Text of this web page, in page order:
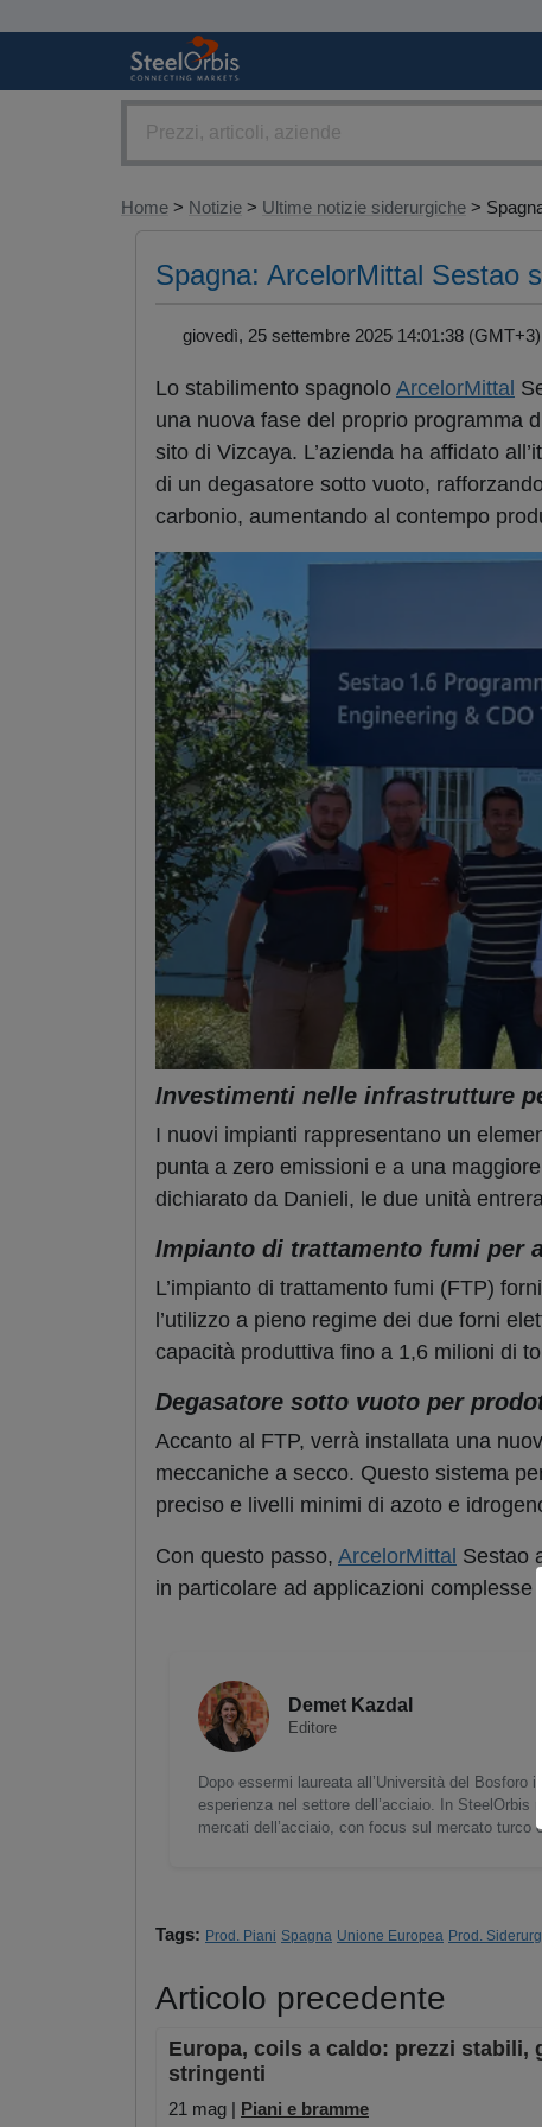
Home > Notizie > Ultime notizie siderurgiche >
Spagna: ArcelorMittal Sestao
giovedì, 25 settembre 2025 14:01:38
Lo stabilimento spagnolo ArcelorMittal
una nuova fase del proprio programma
sito di Vizcaya. L’azienda ha affidato
di un degasatore sotto vuoto,
carbonio, aumentando al contempo
Investimenti nelle infrastrutture
I nuovi impianti rappresentano un
punta a zero emissioni e a una
dichiarato da Danieli, le due unità
Impianto di trattamento fumi per
L’impianto di trattamento fumi (FTP)
l’utilizzo a pieno regime dei due forni
capacità produttiva fino a 1,6 milioni di
Degasatore sotto vuoto per
Accanto al FTP, verrà installata una
meccaniche a secco. Questo sistema
preciso e livelli minimi di azoto e
Con questo passo, ArcelorMittal Sestao
in particolare ad applicazioni complesse
Demet Kazdal
Editore
Dopo essermi laureata all’Università del
esperienza nel settore dell’acciaio. In
mercati dell’acciaio, con focus sul mercato turco
Tags: Prod. Piani Spagna Unione Europea Prod.
Articolo precedente
Europa, coils a caldo: prezzi stabili,
stringenti
21 mag | Piani e bramme